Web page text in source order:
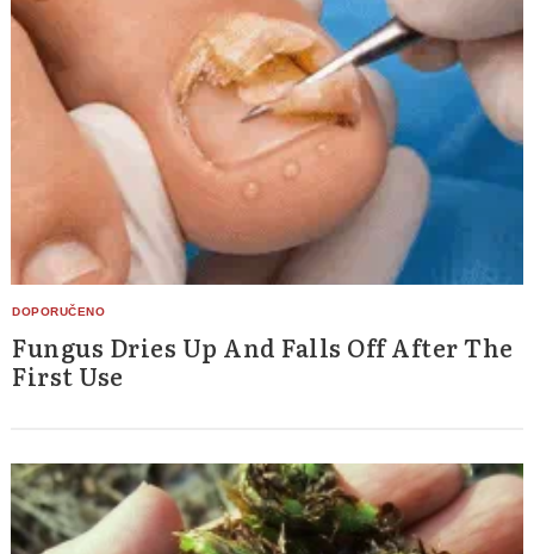
Fungus Dries Up And Falls Off After The
First Use